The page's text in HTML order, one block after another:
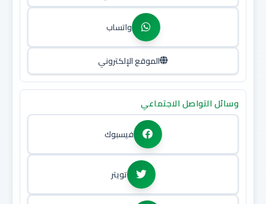
واتساب
الموقع الإلكتروني
وسائل التواصل الاجتماعي
فيسبوك
تويتر